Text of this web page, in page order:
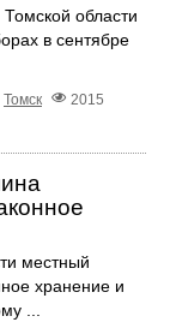
области
в сентябре
Томск
2015
местный
хранение и
...